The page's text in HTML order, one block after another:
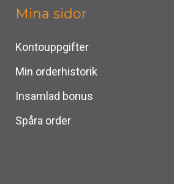
Mina sidor
Kontouppgifter
Min orderhistorik
Insamlad bonus
Spåra order